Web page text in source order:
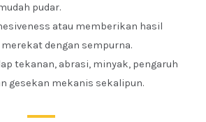
pudar.
atau memberikan hasil
dengan sempurna.
tekanan, abrasi, minyak, pengaruh
gesekan mekanis sekalipun.